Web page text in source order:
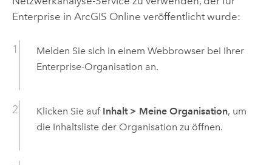
Enterprise in ArcGIS Online veröffentlicht wurde:
Melden Sie sich in einem Webbrowser bei Ihrer
Enterprise-Organisation an.
Klicken Sie auf Inhalt > Meine Organisation, um
die Inhaltsliste der Organisation zu öffnen.